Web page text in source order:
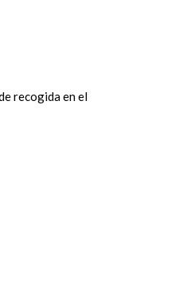
recogida en el